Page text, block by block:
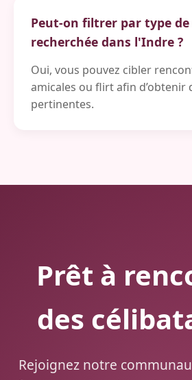
Peut-on filtrer par type
recherchée dans l'Indre ?
Oui, vous pouvez cibler
amicales ou flirt afin d’obtenir
pertinentes.
Prêt à
des
Rejoignez notre